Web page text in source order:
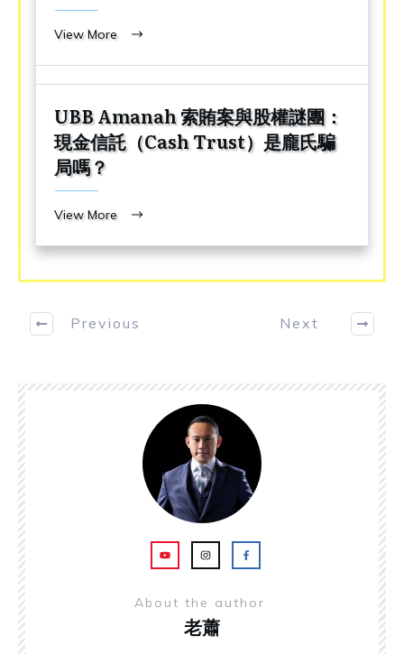
View More
UBB Amanah 索賄案與股權謎團：
現金信託（Cash Trust）是龐氏騙
局嗎？
View More
Previous Next
About the author
老蕭